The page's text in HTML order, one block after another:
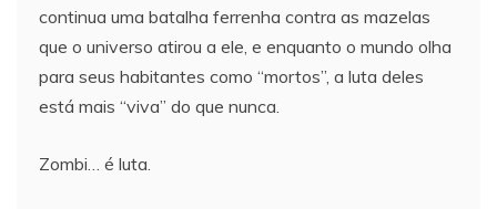
continua uma batalha ferrenha contra as mazelas
que o universo atirou a ele, e enquanto o mundo olha
para seus habitantes como “mortos”, a luta deles
está mais “viva” do que nunca.
Zombi… é luta.